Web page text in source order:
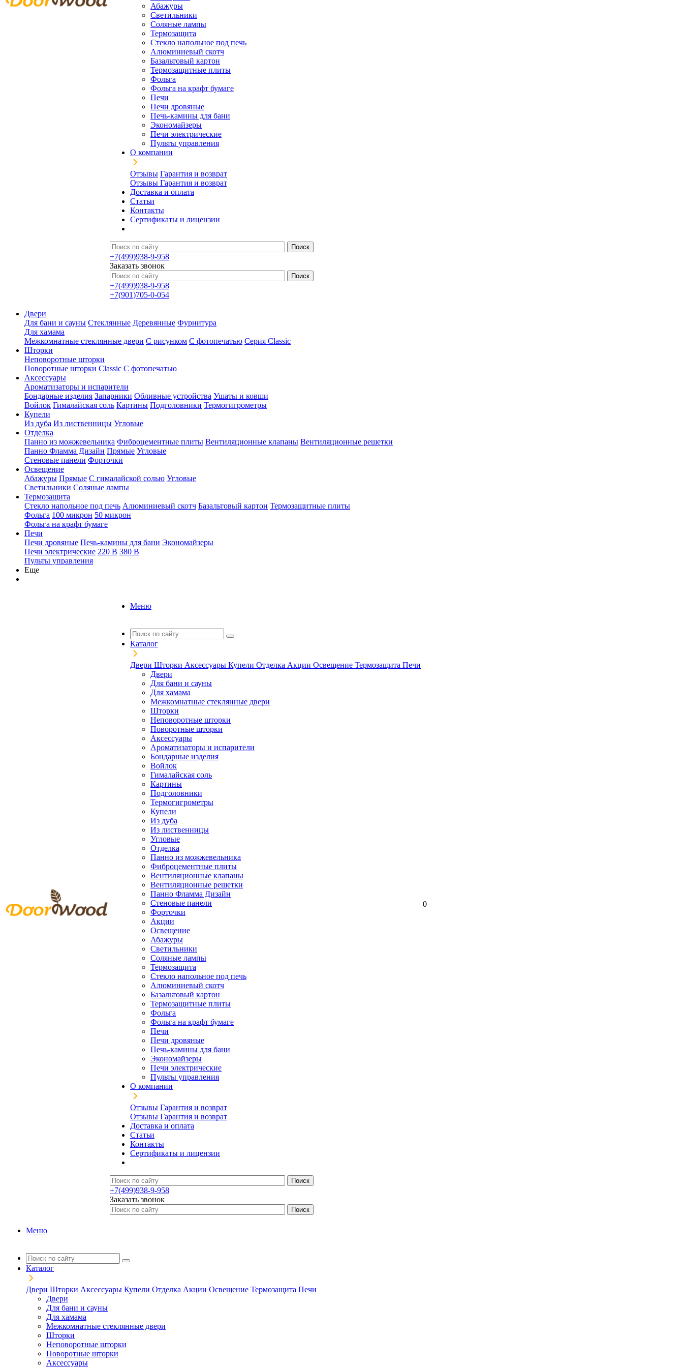
Абажуры
Светильники
Соляные лампы
Термозащита
Стекло напольное под печь
Алюминиевый скотч
Базальтовый картон
Термозащитные плиты
Фольга
Фольга на крафт бумаге
Печи
Печи дровяные
Печь-камины для бани
Экономайзеры
Печи электрические
Пульты управления
О компании
Отзывы Гарантия и возврат
Отзывы Гарантия и возврат
Доставка и оплата
Статьи
Контакты
Сертификаты и лицензии
+7(499)938-9-958
Заказать звонок
+7(499)938-9-958
+7(901)705-0-054
Двери
Для бани и сауны Стеклянные Деревянные Фурнитура
Для хамама
Межкомнатные стеклянные двери С рисунком С фотопечатью Серия Classic
Шторки
Неповоротные шторки
Поворотные шторки Classic С фотопечатью
Аксессуары
Ароматизаторы и испарители
Бондарные изделия Запарники Обливные устройства Ушаты и ковши
Войлок Гималайская соль Картины Подголовники Термогигрометры
Купели
Из дуба Из лиственницы Угловые
Отделка
Панно из можжевельника Фиброцементные плиты Вентиляционные клапаны Вентиляционные решетки
Панно Фламма Дизайн Прямые Угловые
Стеновые панели Форточки
Освещение
Абажуры Прямые С гималайской солью Угловые
Светильники Соляные лампы
Термозащита
Стекло напольное под печь Алюминиевый скотч Базальтовый картон Термозащитные плиты
Фольга 100 микрон 50 микрон
Фольга на крафт бумаге
Печи
Печи дровяные Печь-камины для бани Экономайзеры
Печи электрические 220 В 380 В
Пульты управления
Еще
Меню
Каталог
Двери Шторки Аксессуары Купели Отделка Акции Освещение Термозащита Печи
Двери
Для бани и сауны
Для хамама
Межкомнатные стеклянные двери
Шторки
Неповоротные шторки
Поворотные шторки
Аксессуары
Ароматизаторы и испарители
Бондарные изделия
Войлок
Гималайская соль
Картины
Подголовники
Термогигрометры
Купели
Из дуба
Из лиственницы
Угловые
Отделка
Панно из можжевельника
Фиброцементные плиты
Вентиляционные клапаны
Вентиляционные решетки
Панно Фламма Дизайн
Стеновые панели
Форточки
Акции
Освещение
Абажуры
Светильники
Соляные лампы
Термозащита
Стекло напольное под печь
Алюминиевый скотч
Базальтовый картон
Термозащитные плиты
Фольга
Фольга на крафт бумаге
Печи
Печи дровяные
Печь-камины для бани
Экономайзеры
Печи электрические
Пульты управления
О компании
Отзывы Гарантия и возврат
Отзывы Гарантия и возврат
Доставка и оплата
Статьи
Контакты
Сертификаты и лицензии
+7(499)938-9-958
Заказать звонок
0
Меню
Каталог
Двери Шторки Аксессуары Купели Отделка Акции Освещение Термозащита Печи
Двери
Для бани и сауны
Для хамама
Межкомнатные стеклянные двери
Шторки
Неповоротные шторки
Поворотные шторки
Аксессуары